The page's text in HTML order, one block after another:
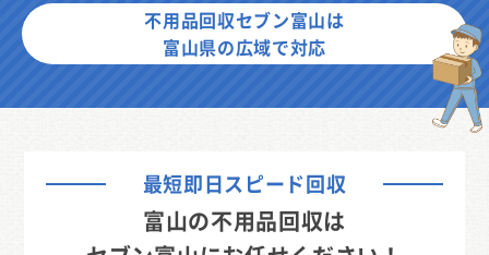
不用品回収セブン富山は
富山県の広域で対応
最短即日スピード回収
富山の不用品回収は